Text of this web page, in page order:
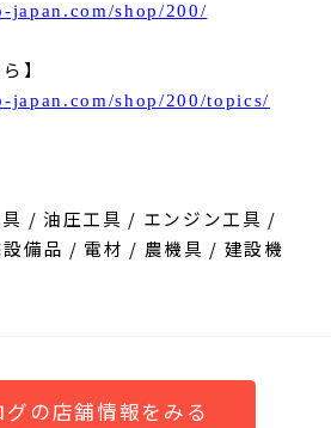
japan.com/shop/200/
】
japan.com/shop/200/topics/
/ 油圧工具 / エンジン工具 /
備品 / 電材 / 農機具 / 建設機
グの店舗情報をみる